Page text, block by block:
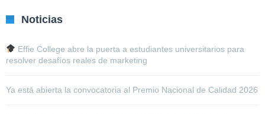
Noticias
Effie College abre la puerta a estudiantes universitarios para
resolver desafíos reales de marketing
Ya está abierta la convocatoria al Premio Nacional de Calidad 2026